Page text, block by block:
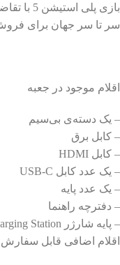
بازی
سر تا سر جهان برای
اقلام موجود در جعبه
– یک دسته‌ی بی‌سیم
– کابل برق
– کابل HDMI
– یک عدد کابل USB-C
– یک عدد پایه
– دفترچه راهنما
– پایه شارژر Dualsense Charging Station
اقلام اضافی قابل سفارش